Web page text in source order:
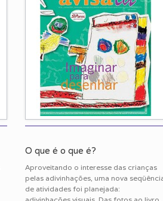
O que é o que é?
Aproveitando o interesse das crianças
pelas adivinhações, uma nova
de atividades foi planejada: